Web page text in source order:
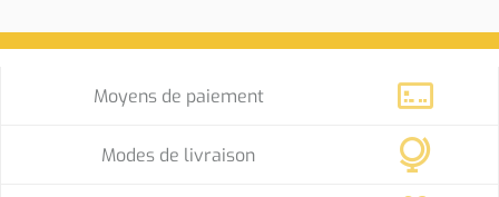
Moyens de paiement
Modes de livraison